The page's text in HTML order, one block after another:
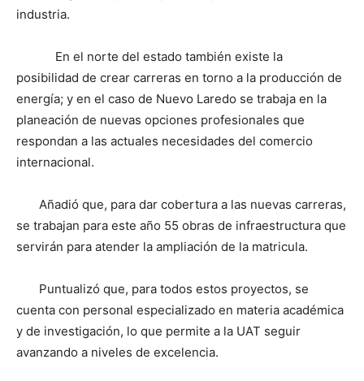
industria.
En el norte del estado también existe la
posibilidad de crear carreras en torno a la producción de
energía; y en el caso de Nuevo Laredo se trabaja en la
planeación de nuevas opciones profesionales que
respondan a las actuales necesidades del comercio
internacional.
Añadió que, para dar cobertura a las nuevas carreras,
se trabajan para este año 55 obras de infraestructura que
servirán para atender la ampliación de la matricula.
Puntualizó que, para todos estos proyectos, se
cuenta con personal especializado en materia académica
y de investigación, lo que permite a la UAT seguir
avanzando a niveles de excelencia.